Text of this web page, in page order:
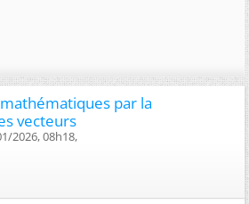
par la
vecteurs
2026, 08h18,